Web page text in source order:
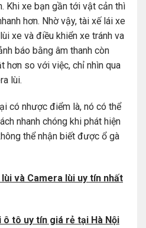
Khi xe bạn gần tới vật cản thì
hơn. Nhờ vậy, tài xế lái xe
xe và điều khiển xe tránh va
báo bằng âm thanh còn
hơn so với việc, chỉ nhìn qua
lùi.
có nhược điểm là, nó có thể
nhanh chóng khi phát hiện
thể nhận biết được ổ gà
lùi và Camera lùi uy tín nhất
tô uy tín giá rẻ tại Hà Nội